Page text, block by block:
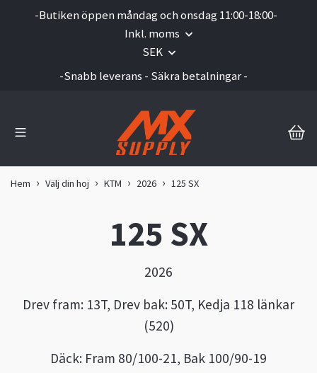
-Butiken öppen måndag och onsdag 11:00-18:00-
Inkl. moms
SEK
-Snabb leverans - Säkra betalningar -
Hem Välj din hoj KTM 2026 125 SX
125 SX
2026
Drev fram: 13T, Drev bak: 50T, Kedja 118 länkar
(520)
Däck: Fram 80/100-21, Bak 100/90-19